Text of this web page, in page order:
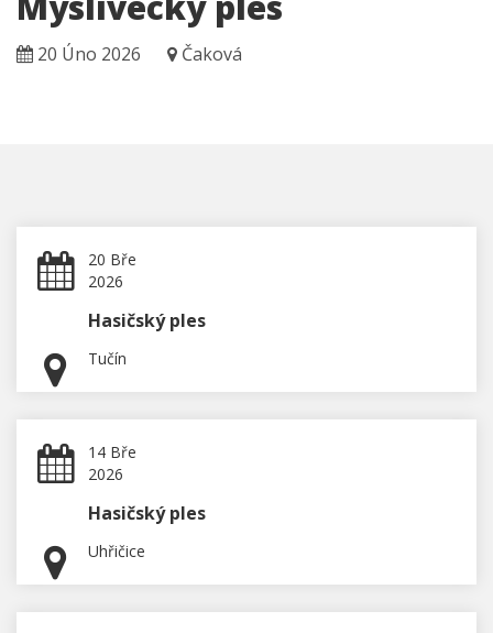
20 Úno 2026 Čaková
20 Bře
2026
Hasičský ples
Tučín
14 Bře
2026
Hasičský ples
Uhřičice